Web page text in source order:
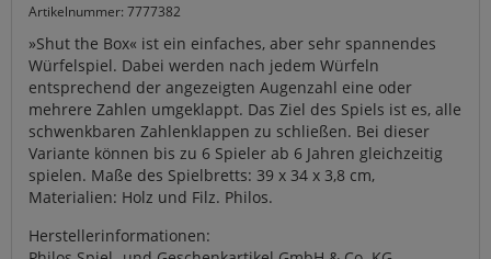
Artikelnummer: 7777382
»Shut the Box« ist ein einfaches, aber sehr spannendes
Würfelspiel. Dabei werden nach jedem Würfeln
entsprechend der angezeigten Augenzahl eine oder
mehrere Zahlen umgeklappt. Das Ziel des Spiels ist es, alle
schwenkbaren Zahlenklappen zu schließen. Bei dieser
Variante können bis zu 6 Spieler ab 6 Jahren gleichzeitig
spielen. Maße des Spielbretts: 39 x 34 x 3,8 cm,
Materialien: Holz und Filz. Philos.
Herstellerinformationen: